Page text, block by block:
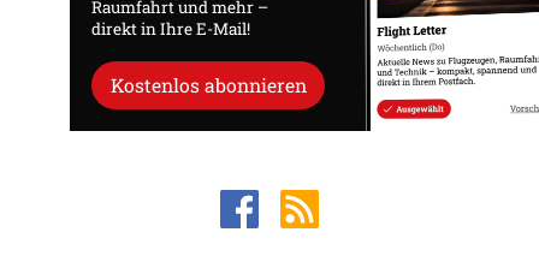
Raumfahrt und mehr –
direkt in Ihre E-Mail!
Kostenlos abonnieren